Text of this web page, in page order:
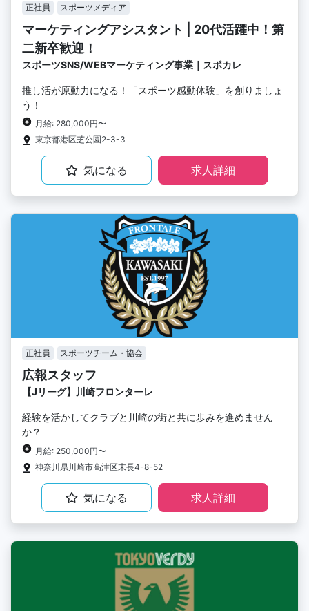
正社員 スポーツメディア
マーケティングアシスタント | 20代活躍中！第
二新卒歓迎！
スポーツSNS/WEBマーケティング事業｜スポカレ
推し活が原動力になる！「スポーツ感動体験」を創りましょ
う！
月給: 280,000円〜
東京都港区芝公園2-3-3
気になる 求人詳細
正社員 スポーツチーム・協会
広報スタッフ
【Jリーグ】川崎フロンターレ
経験を活かしてクラブと川崎の街と共に歩みを進めません
か？
月給: 250,000円〜
神奈川県川崎市高津区末長4-8-52
気になる 求人詳細